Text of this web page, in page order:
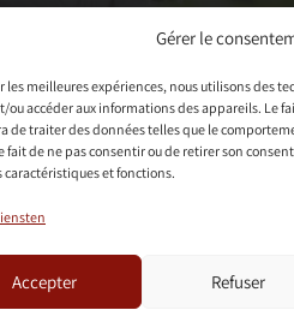
Gérer le
les meilleures expériences, nous utilisons des
ou accéder aux informations des appareils. Le
de traiter des données telles que le
fait de ne pas consentir ou de retirer son
caractéristiques et fonctions.
Accepter Refuser
OCTOPIX